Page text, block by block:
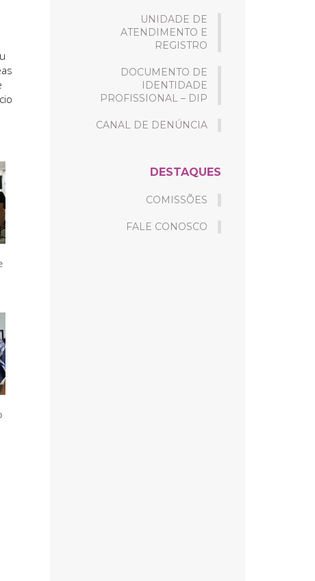
UNIDADE DE
ATENDIMENTO E
REGISTRO
DOCUMENTO DE
IDENTIDADE
PROFISSIONAL – DIP
CANAL DE DENÚNCIA
DESTAQUES
COMISSÕES
FALE CONOSCO